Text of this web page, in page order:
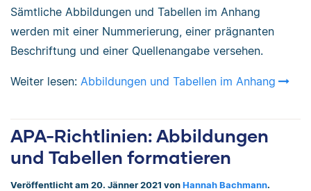
Sämtliche Abbildungen und Tabellen im Anhang
werden mit einer Nummerierung, einer prägnanten
Beschriftung und einer Quellenangabe versehen.
Weiter lesen: Abbildungen und Tabellen im Anhang
APA-Richtlinien: Abbildungen
und Tabellen formatieren
Veröffentlicht am 20. Jänner 2021 von Hannah Bachmann.